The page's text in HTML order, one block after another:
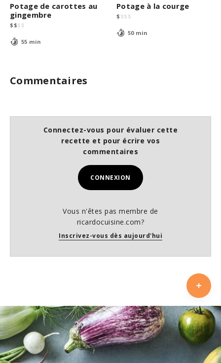
Potage de carottes au
gingembre
$$$ $
55 min
Potage à la courge
$ $$ $
50 min
Commentaires
Connectez-vous pour évaluer cette
recette et pour écrire vos
commentaires
CONNEXION
Vous n'êtes pas membre de
ricardocuisine.com?
Inscrivez-vous dès aujourd'hui